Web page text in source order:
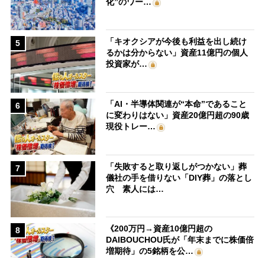
5
「キオクシアが今後も利益を出し続け
るかは分からない」資産11億円の個人
投資家が…
6
「AI・半導体関連が“本命”であること
に変わりはない」資産20億円超の90歳
現役トレー…
7
「失敗すると取り返しがつかない」葬
儀社の手を借りない「DIY葬」の落とし
穴 素人には…
8
《200万円→資産10億円超の
DAIBOUCHOU氏が「年末までに株価倍
増期待」の5銘柄を公…